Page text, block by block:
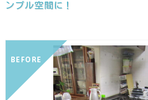
ンプル空間に！
BEFORE